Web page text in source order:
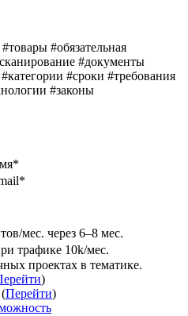
#обязательная
#документы
#сроки #требования
#законы
мес. через 6–8 мес.
трафике 10k/мес.
проектах в тематике.
)
Перейти)